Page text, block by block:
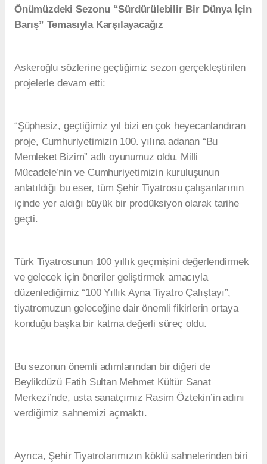
Önümüzdeki Sezonu “Sürdürülebilir Bir Dünya İçin
Barış” Temasıyla Karşılayacağız
Askeroğlu sözlerine geçtiğimiz sezon gerçekleştirilen
projelerle devam etti:
“Şüphesiz, geçtiğimiz yıl bizi en çok heyecanlandıran
proje, Cumhuriyetimizin 100. yılına adanan “Bu
Memleket Bizim” adlı oyunumuz oldu. Milli
Mücadele’nin ve Cumhuriyetimizin kuruluşunun
anlatıldığı bu eser, tüm Şehir Tiyatrosu çalışanlarının
içinde yer aldığı büyük bir prodüksiyon olarak tarihe
geçti.
Türk Tiyatrosunun 100 yıllık geçmişini değerlendirmek
ve gelecek için öneriler geliştirmek amacıyla
düzenlediğimiz “100 Yıllık Ayna Tiyatro Çalıştayı”,
tiyatromuzun geleceğine dair önemli fikirlerin ortaya
konduğu başka bir katma değerli süreç oldu.
Bu sezonun önemli adımlarından bir diğeri de
Beylikdüzü Fatih Sultan Mehmet Kültür Sanat
Merkezi’nde, usta sanatçımız Rasim Öztekin’in adını
verdiğimiz sahnemizi açmaktı.
Ayrıca, Şehir Tiyatrolarımızın köklü sahnelerinden biri